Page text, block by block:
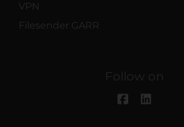
VPN
Filesender GARR
Follow on